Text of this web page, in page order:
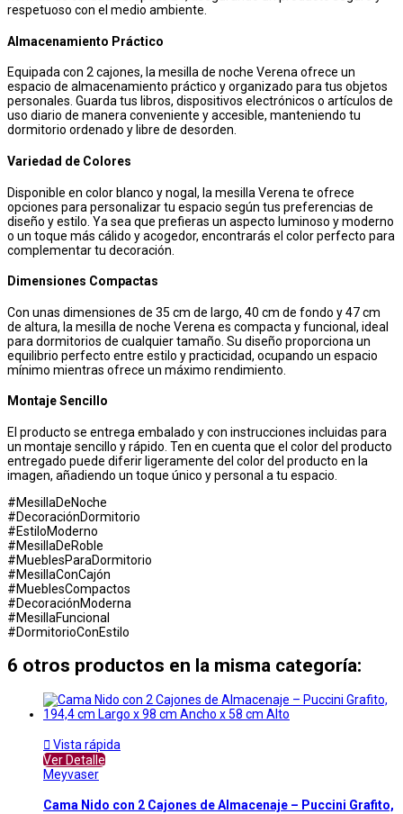
respetuoso con el medio ambiente.
Almacenamiento Práctico
Equipada con 2 cajones, la mesilla de noche Verena ofrece un
espacio de almacenamiento práctico y organizado para tus objetos
personales. Guarda tus libros, dispositivos electrónicos o artículos de
uso diario de manera conveniente y accesible, manteniendo tu
dormitorio ordenado y libre de desorden.
Variedad de Colores
Disponible en color blanco y nogal, la mesilla Verena te ofrece
opciones para personalizar tu espacio según tus preferencias de
diseño y estilo. Ya sea que prefieras un aspecto luminoso y moderno
o un toque más cálido y acogedor, encontrarás el color perfecto para
complementar tu decoración.
Dimensiones Compactas
Con unas dimensiones de 35 cm de largo, 40 cm de fondo y 47 cm
de altura, la mesilla de noche Verena es compacta y funcional, ideal
para dormitorios de cualquier tamaño. Su diseño proporciona un
equilibrio perfecto entre estilo y practicidad, ocupando un espacio
mínimo mientras ofrece un máximo rendimiento.
Montaje Sencillo
El producto se entrega embalado y con instrucciones incluidas para
un montaje sencillo y rápido. Ten en cuenta que el color del producto
entregado puede diferir ligeramente del color del producto en la
imagen, añadiendo un toque único y personal a tu espacio.
#MesillaDeNoche
#DecoraciónDormitorio
#EstiloModerno
#MesillaDeRoble
#MueblesParaDormitorio
#MesillaConCajón
#MueblesCompactos
#DecoraciónModerna
#MesillaFuncional
#DormitorioConEstilo
6 otros productos en la misma categoría:
 Vista rápida
Ver Detalle
Meyvaser
Cama Nido con 2 Cajones de Almacenaje – Puccini Grafito,